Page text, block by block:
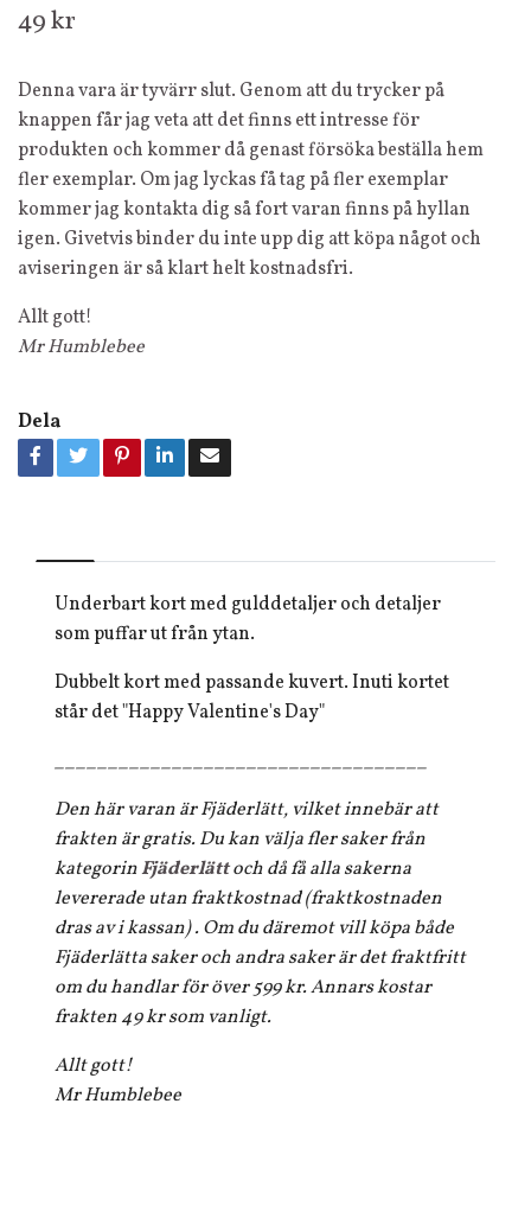
49 kr
Denna vara är tyvärr slut. Genom att du trycker på
knappen får jag veta att det finns ett intresse för
produkten och kommer då genast försöka beställa hem
fler exemplar. Om jag lyckas få tag på fler exemplar
kommer jag kontakta dig så fort varan finns på hyllan
igen. Givetvis binder du inte upp dig att köpa något och
aviseringen är så klart helt kostnadsfri.
Allt gott!
Mr Humblebee
Dela
Underbart kort med gulddetaljer och detaljer
som puffar ut från ytan.
Dubbelt kort med passande kuvert. Inuti kortet
står det "Happy Valentine's Day"
___________________________________
Den här varan är Fjäderlätt, vilket innebär att
frakten är gratis. Du kan välja fler saker från
kategorinFjäderlättoch då få alla sakerna
levererade utan fraktkostnad (fraktkostnaden
dras av i kassan) . Om du däremot vill köpa både
Fjäderlätta saker och andra saker är det fraktfritt
om du handlar för över 599 kr. Annars kostar
frakten 49 kr som vanligt.
Allt gott!
Mr Humblebee